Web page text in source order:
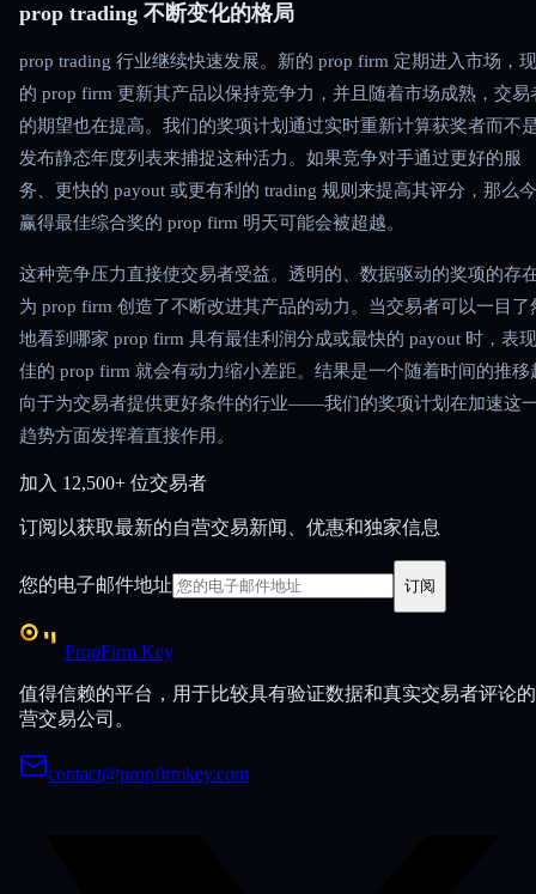
prop trading 不断变化的格局
prop trading 行业继续快速发展。新的 prop firm 定期进入市场，
的 prop firm 更新其产品以保持竞争力，并且随着市场成熟，交易
的期望也在提高。我们的奖项计划通过实时重新计算获奖者而不
发布静态年度列表来捕捉这种活力。如果竞争对手通过更好的服
务、更快的 payout 或更有利的 trading 规则来提高其评分，那么
赢得最佳综合奖的 prop firm 明天可能会被超越。
这种竞争压力直接使交易者受益。透明的、数据驱动的奖项的存
为 prop firm 创造了不断改进其产品的动力。当交易者可以一目了
地看到哪家 prop firm 具有最佳利润分成或最快的 payout 时，表
佳的 prop firm 就会有动力缩小差距。结果是一个随着时间的推移
向于为交易者提供更好条件的行业——我们的奖项计划在加速这
趋势方面发挥着直接作用。
加入 12,500+ 位交易者
订阅以获取最新的自营交易新闻、优惠和独家信息
您的电子邮件地址 订阅
PropFirm Key
值得信赖的平台，用于比较具有验证数据和真实交易者评论
营交易公司。
contact@propfirmkey.com